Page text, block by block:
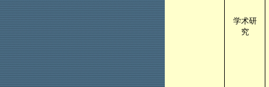
学术研
究